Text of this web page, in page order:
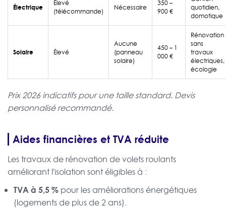
Électrique
Élevé
(télécommande)
Nécessaire
350 –
900 €
quotidien,
domotique
Solaire Élevé
Aucune
(panneau
solaire)
450 – 1
000 €
Rénovation
sans
travaux
électriques,
écologie
Prix 2026 indicatifs pour une taille standard. Devis
personnalisé recommandé.
Aides financières et TVA réduite
Les travaux de rénovation de volets roulants
améliorant l'isolation sont éligibles à :
TVA à 5,5 % pour les améliorations énergétiques
(logements de plus de 2 ans).